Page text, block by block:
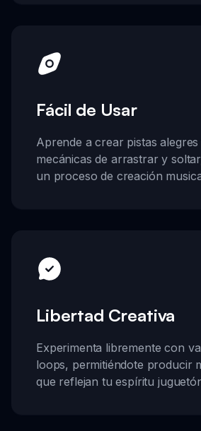
Fácil de Usar
Aprende a crear pistas
mecánicas de arrastrar y
un proceso de creación
Libertad Creativa
Experimenta libremente con
loops, permitiéndote producir
que reflejan tu espíritu